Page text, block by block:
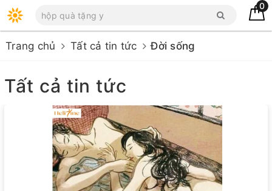
0
Trang chủ Tất cả tin tức Đời sống
Tất cả tin tức